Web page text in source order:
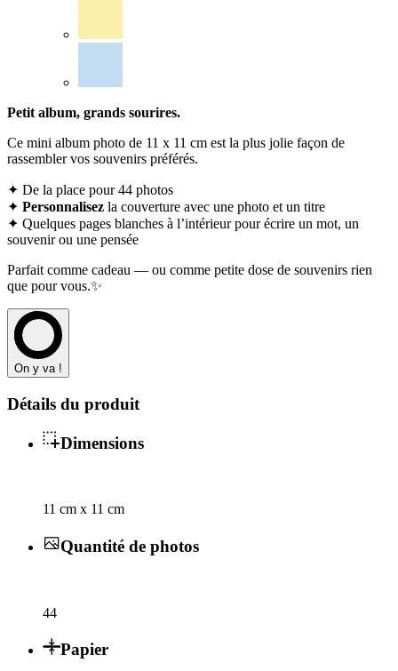
Petit album, grands sourires.
Ce mini album photo de 11 x 11 cm est la plus jolie façon de
rassembler vos souvenirs préférés.
✦ De la place pour 44 photos
✦ Personnalisez la couverture avec une photo et un titre
✦ Quelques pages blanches à l’intérieur pour écrire un mot, un
souvenir ou une pensée
Parfait comme cadeau — ou comme petite dose de souvenirs rien
que pour vous.✨
On y va !
Détails du produit
Dimensions
11 cm x 11 cm
Quantité de photos
44
Papier